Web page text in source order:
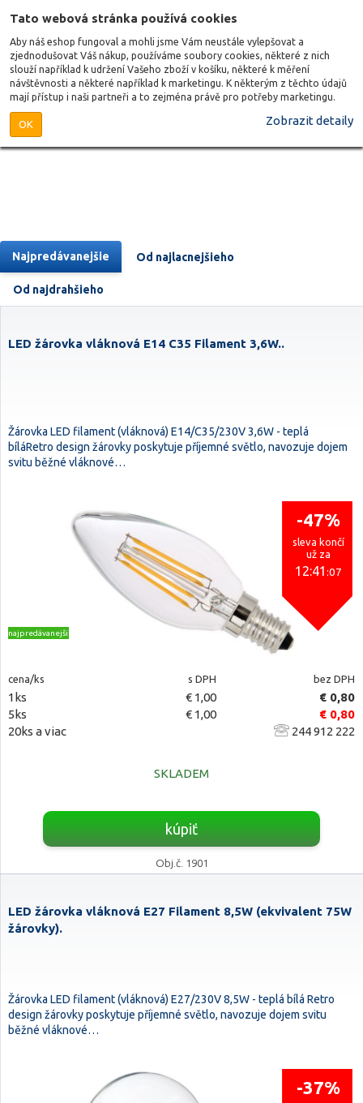
Tato webová stránka používá cookies
Aby náš eshop fungoval a mohli jsme Vám neustále vylepšovat a
zjednodušovat Váš nákup, používáme soubory cookies, některé z nich
slouží například k udržení Vašeho zboží v košíku, některé k měření
návštěvnosti a některé například k marketingu. K některým z těchto údajů
mají přístup i naši partneři a to zejména právě pro potřeby marketingu.
OK Zobrazit detaily
Najpredávanejšie Od najlacnejšieho
Od najdrahšieho
LED žárovka vláknová E14 C35 Filament 3,6W..
Žárovka LED filament (vláknová) E14/C35/230V 3,6W - teplá
bíláRetro design žárovky poskytuje příjemné světlo, navozuje dojem
svitu běžné vláknové…
-47%
sleva končí
už za
12:41:06
najpredávanejšie
cena/ks s DPH bez DPH
1ks € 1,00
€ 0,80
5ks
€ 1,00
€ 0,80
20ks a viac
244 912 222
SKLADEM
kúpiť
Obj.č. 1901
LED žárovka vláknová E27 Filament 8,5W (ekvivalent 75W
žárovky).
Žárovka LED filament (vláknová) E27/230V 8,5W - teplá bílá Retro
design žárovky poskytuje příjemné světlo, navozuje dojem svitu
běžné vláknové…
-37%